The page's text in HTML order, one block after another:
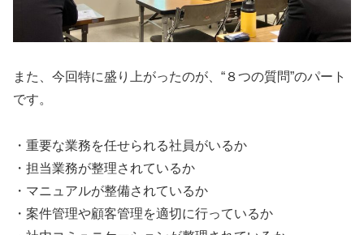
また、今回特に盛り上がったのが、“８つの質問”のパート
です。
・重要な業務を任せられる社員がいるか
・担当業務が整理されているか
・マニュアルが整備されているか
・案件管理や顧客管理を適切に行っているか